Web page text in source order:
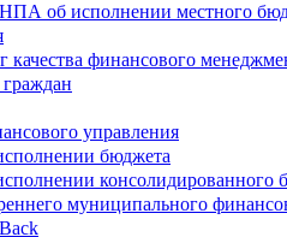
НПА об исполнении местного
качества финансового
управления
бюджета
консолидированного
муниципального
Back